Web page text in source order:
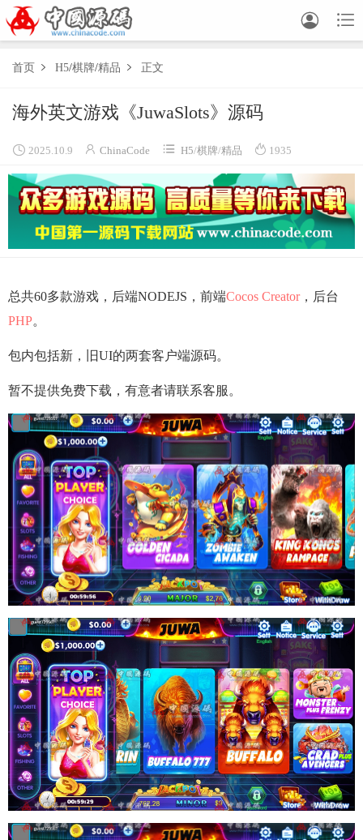


首页  H5/棋牌/精品  正文
海外英文游戏《JuwaSlots》源码
 2025.10.9  ChinaCode  H5/棋牌/精品  1935
总共60多款游戏，后端NODEJS，前端Cocos Creator，后台
PHP。
包内包括新，旧UI的两套客户端源码。
暂不提供免费下载，有意者请联系客服。